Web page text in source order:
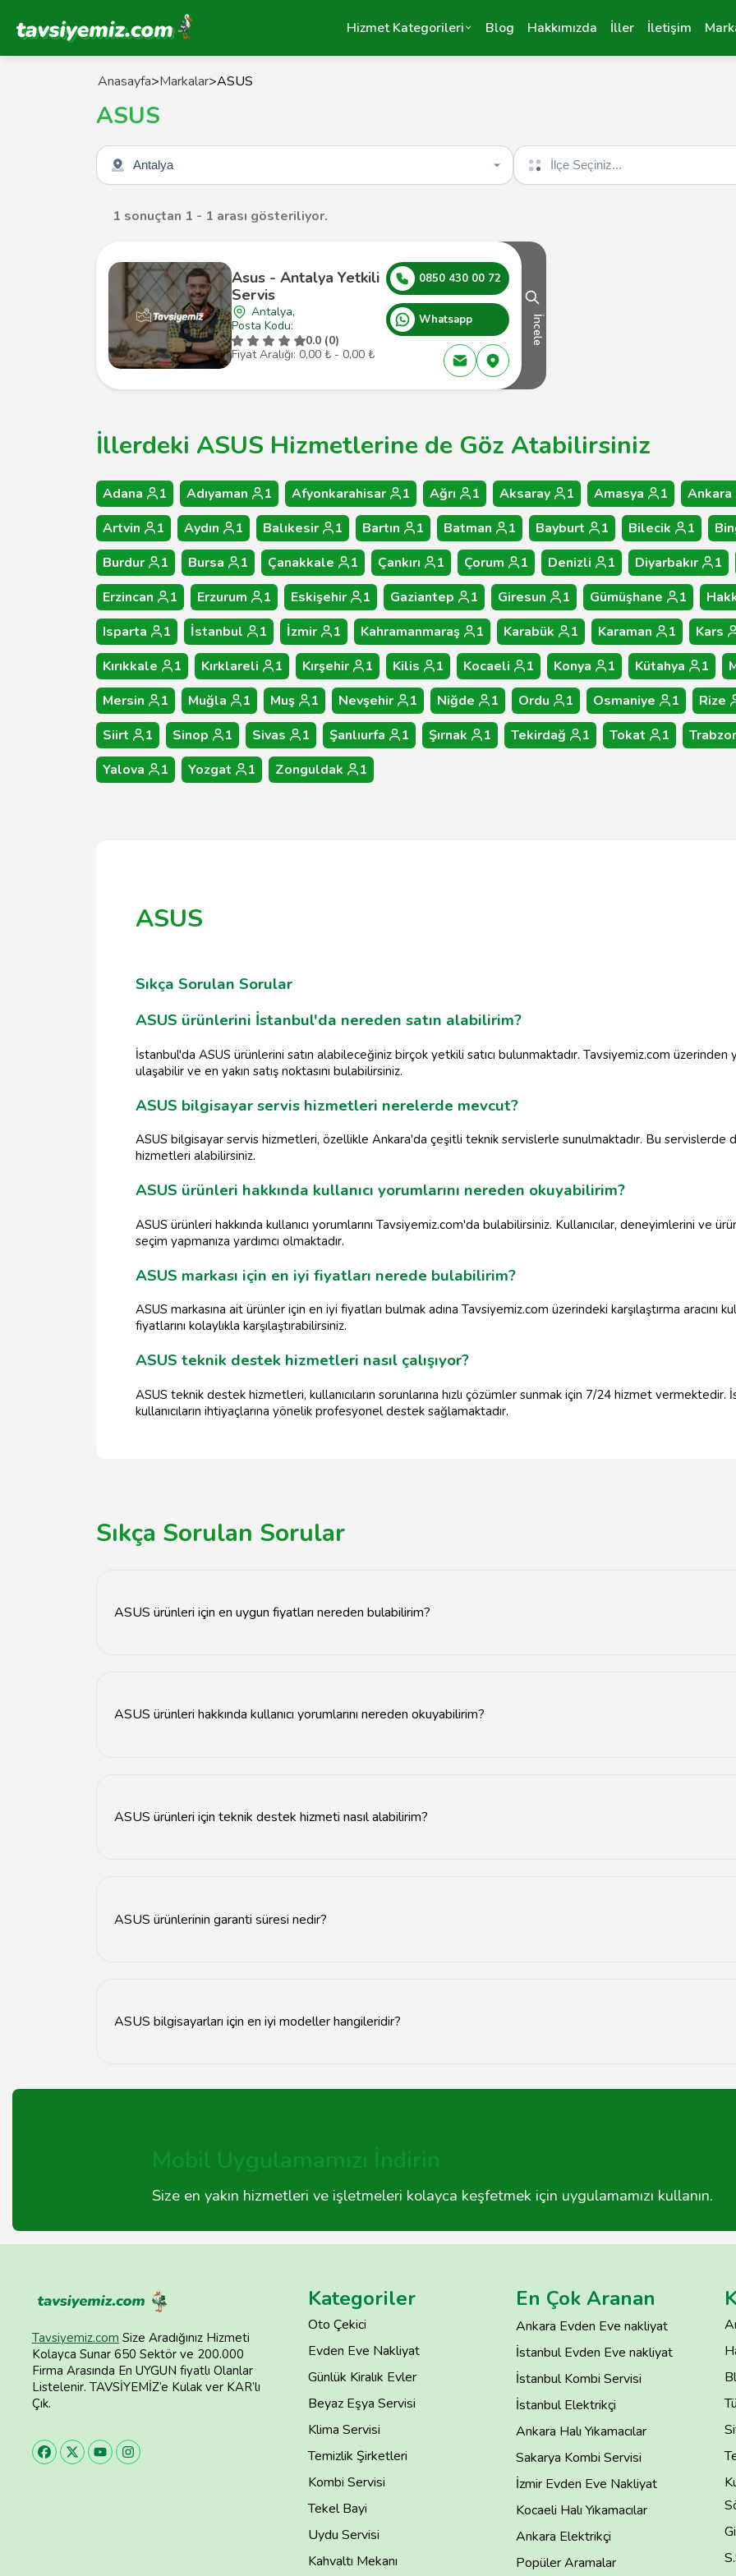
Tavsiyemiz Anasayfa Hizmet Kategorileri Blog Hakkımızda İller İletişim
Anasayfa>Markalar>ASUS
ASUS
Şehir seçin İlçe seçin
1 sonuçtan 1 - 1 arası gösteriliyor.
Asus - Antalya Yetkili
Servis
Antalya,
Posta Kodu:
0.0 (0)
Fiyat Aralığı: 0,00 ₺ - 0,00 ₺
0850 430 00 72
Whatsapp İncele
İllerdeki ASUS Hizmetlerine de Göz Atabilirsiniz
Adana 1 Adıyaman 1 Afyonkarahisar 1 Ağrı 1 Aksaray 1 Amasya 1 Ankara
Artvin
1 Aydın 1 Balıkesir 1 Bartın 1 Batman 1 Bayburt 1 Bilecik 1
Burdur
1 Bursa 1 Çanakkale 1 Çankırı 1 Çorum 1 Denizli 1 Diyarbakır 1
Erzincan
1 Erzurum 1 Eskişehir 1 Gaziantep 1 Giresun 1 Gümüşhane 1
Isparta
1 İstanbul 1 İzmir 1 Kahramanmaraş 1 Karabük 1 Karaman 1 Kars
Kırıkkale
1 Kırklareli 1 Kırşehir 1 Kilis 1 Kocaeli 1 Konya 1 Kütahya 1
Mersin
1 Muğla 1 Muş 1 Nevşehir 1 Niğde 1 Ordu 1 Osmaniye 1 Rize
Siirt
1 Sinop 1 Sivas 1 Şanlıurfa 1 Şırnak 1 Tekirdağ 1 Tokat 1
Yalova
1 Yozgat 1 Zonguldak 1
ASUS
Sıkça Sorulan Sorular
ASUS ürünlerini İstanbul'da nereden satın alabilirim?
İstanbul'da ASUS ürünlerini satın alabileceğiniz birçok yetkili satıcı bulunmaktadır. Tavsiyemiz.com
ulaşabilir ve en yakın satış noktasını bulabilirsiniz.
ASUS bilgisayar servis hizmetleri nerelerde mevcut?
ASUS bilgisayar servis hizmetleri, özellikle Ankara'da çeşitli teknik servislerle sunulmaktadır. Bu servislerde
hizmetleri alabilirsiniz.
ASUS ürünleri hakkında kullanıcı yorumlarını nereden okuyabilirim?
ASUS ürünleri hakkında kullanıcı yorumlarını Tavsiyemiz.com'da bulabilirsiniz. Kullanıcılar, deneyimlerini ve
seçim yapmanıza yardımcı olmaktadır.
ASUS markası için en iyi fiyatları nerede bulabilirim?
ASUS markasına ait ürünler için en iyi fiyatları bulmak adına Tavsiyemiz.com üzerindeki karşılaştırma aracını
fiyatlarını kolaylıkla karşılaştırabilirsiniz.
ASUS teknik destek hizmetleri nasıl çalışıyor?
ASUS teknik destek hizmetleri, kullanıcıların sorunlarına hızlı çözümler sunmak için 7/24 hizmet
kullanıcıların ihtiyaçlarına yönelik profesyonel destek sağlamaktadır.
Sıkça Sorulan Sorular
ASUS ürünleri için en uygun fiyatları nereden bulabilirim?
ASUS ürünleri hakkında kullanıcı yorumlarını nereden okuyabilirim?
ASUS ürünleri için teknik destek hizmeti nasıl alabilirim?
ASUS ürünlerinin garanti süresi nedir?
ASUS bilgisayarları için en iyi modeller hangileridir?
için bu kaynakları kullanabilirsiniz.
Mobil Uygulamamızı İndirin
Size en yakın hizmetleri ve işletmeleri kolayca keşfetmek için uygulamamızı kullanın.
Tavsiyemiz.com Size Aradığınız Hizmeti
Kolayca Sunar 650 Sektör ve 200.000
Firma Arasında En UYGUN fiyatlı Olanlar
Listelenir. TAVSİYEMİZ’e Kulak ver KAR’lı
Çık.
Kategoriler
Oto Çekici
Evden Eve Nakliyat
Günlük Kiralık Evler
Beyaz Eşya Servisi
Klima Servisi
Temizlik Şirketleri
Kombi Servisi
Tekel Bayi
Uydu Servisi
Kahvaltı Mekanı
En Çok Aranan
Ankara Evden Eve nakliyat
İstanbul Evden Eve nakliyat
İstanbul Kombi Servisi
İstanbul Elektrikçi
Ankara Halı Yıkamacılar
Sakarya Kombi Servisi
İzmir Evden Eve Nakliyat
Kocaeli Halı Yıkamacılar
Ankara Elektrikçi
Popüler Aramalar